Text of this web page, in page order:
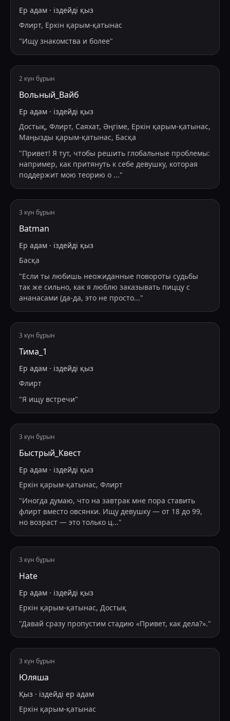
Ер адам · іздейді қыз
Флирт, Еркін қарым-қатынас
"Ищу знакомства и более"
2 күн бұрын
Вольный_Вайб
Ер адам · іздейді қыз
Достық, Флирт, Саяхат, Әңгіме, Еркін қарым-қатынас,
Маңызды қарым-қатынас, Басқа
"Привет! Я тут, чтобы решить глобальные проблемы:
например, как притянуть к себе девушку, которая
поддержит мою теорию о ..."
3 күн бұрын
Batman
Ер адам · іздейді қыз
Басқа
"Если ты любишь неожиданные повороты судьбы
так же сильно, как я люблю заказывать пиццу с
ананасами (да-да, это не просто..."
3 күн бұрын
Тима_1
Ер адам · іздейді қыз
Флирт
"Я ищу встречи"
3 күн бұрын
Быстрый_Квест
Ер адам · іздейді қыз
Еркін қарым-қатынас, Флирт
"Иногда думаю, что на завтрак мне пора ставить
флирт вместо овсянки. Ищу девушку — от 18 до 99,
но возраст — это только ц..."
3 күн бұрын
Hate
Ер адам · іздейді қыз
Еркін қарым-қатынас, Достық
"Давай сразу пропустим стадию «Привет, как дела?»."
3 күн бұрын
Юляша
Қыз · іздейді ер адам
Еркін қарым-қатынас